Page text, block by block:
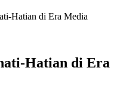
Hatian di Era Media
Hatian di Era